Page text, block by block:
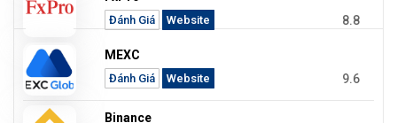
Đánh Giá Website 8.8
MEXC
Đánh Giá Website 9.6
Binance